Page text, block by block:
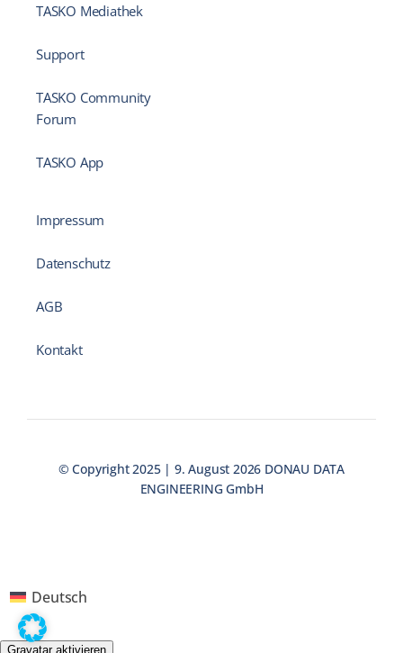
TASKO Mediathek
Support
TASKO Community
Forum
TASKO App
Impressum
Datenschutz
AGB
Kontakt
© Copyright 2025 | 9. August 2026 DONAU DATA
ENGINEERING GmbH
Deutsch
Gravatar aktivieren